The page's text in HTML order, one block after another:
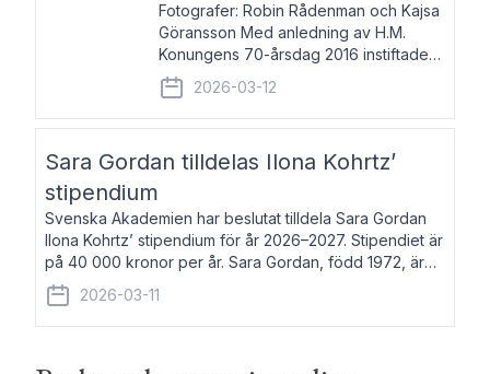
Fotografer: Robin Rådenman och Kajsa
Göransson Med anledning av H.M.
Konungens 70-årsdag 2016 instiftade
fem av de kungliga akademierna det så
kallade Bernadotteprogrammet med
syfte att genom stipendier erbjuda stöd
2026-03-12
Sara Gordan tilldelas Ilona Kohrtz’
stipendium
Svenska Akademien har beslutat tilldela Sara Gordan
Ilona Kohrtz’ stipendium för år 2026–2027. Stipendiet är
på 40 000 kronor per år. Sara Gordan, född 1972, är
författare och översättare. Hon debuterade 2006 med
det prosalyriska verket En
2026-03-11